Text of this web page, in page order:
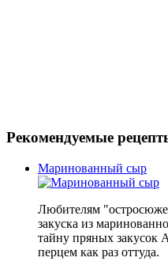
Рекомендуемые
Маринованный сыр
Любителям
закуска из
тайну пряных закусок
перцем как раз оттуда.